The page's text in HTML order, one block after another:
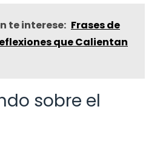
te interese: Frases de
que Calientan
sobre el